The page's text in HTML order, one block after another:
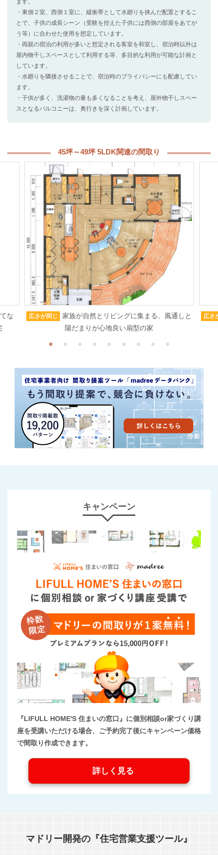
ます。
・東側２室、西側１室に、緩衝帯として水廻りを挟んだ配置とするこ
とで、子供の成長シーン（受験を控えた子供には西側の部屋をあてが
う等）に合わせた使用を想定しています。
・両親の宿泊の利用が多いと想定される客室を和室し、宿泊時以外は
屋内物干しスペースとして利用する等、多目的な利用が可能な計画と
しています。
・水廻りを隣接させることで、宿泊時のプライバシーにも配慮してい
ます。
・子供が多く、洗濯物の量も多くなることを考え、屋外物干しスペー
スとなるバルコニーは、奥行きを深く計画しています。
45坪～49坪 5LDK関連の間取り
な
広さが同じ
家族が自然とリビングに集まる、風通しと
陽だまりが心地良い扇型の家
広さ
キャンペーン
『LIFULL HOME'S 住まいの窓口』に個別相談or家づくり講
座を受講いただける場合、ご予約完了後にキャンペーン価格
で間取り作成できます。
詳しく見る
マドリー開発の『住宅営業支援ツール』